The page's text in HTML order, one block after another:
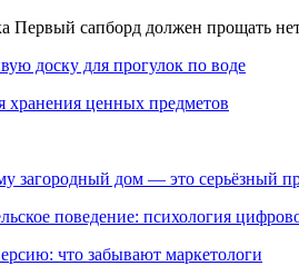
Первый сапборд должен прощать
доску для прогулок по воде
хранения ценных предметов
загородный дом — это серьёзный
поведение: психология
что забывают маркетологи